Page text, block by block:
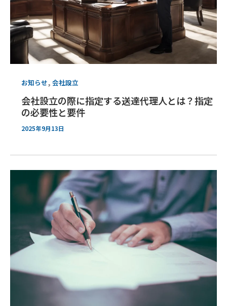
お知らせ, 会社設立
会社設立の際に指定する送達代理人とは？指定
の必要性と要件
2025年9月13日